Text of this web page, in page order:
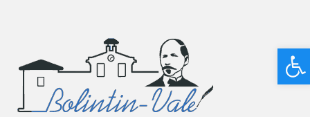
Deschide bara de unelte